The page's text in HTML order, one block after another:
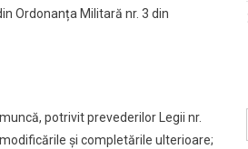
Ordonanța Militară nr. 3 din
potrivit prevederilor Legii nr.
şi completările ulterioare;